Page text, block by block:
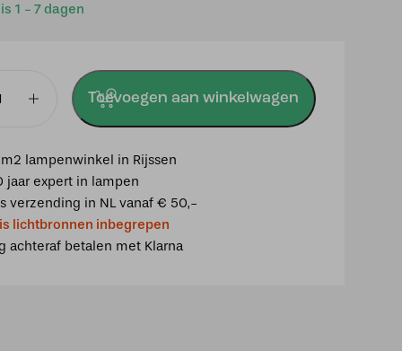
1 - 7 dagen
Toevoegen aan winkelwagen
lampenwinkel in Rijssen
jaar expert in lampen
verzending in NL vanaf € 50,-
lichtbronnen inbegrepen
achteraf betalen met Klarna